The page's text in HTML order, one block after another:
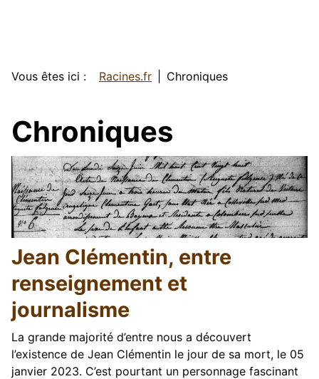
Vous êtes ici : Racines.fr Chroniques
Chroniques
Jean Clémentin, entre
renseignement et
journalisme
La grande majorité d’entre nous a découvert
l’existence de Jean Clémentin le jour de sa mort, le 05
janvier 2023. C’est pourtant un personnage fascinant